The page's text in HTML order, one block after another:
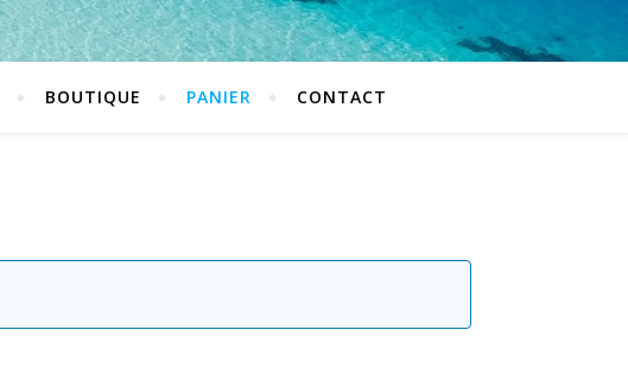
BOUTIQUE PANIER CONTACT